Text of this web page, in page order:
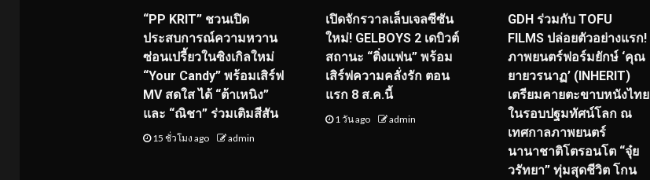
“PP KRIT” ชวนเปิด
ประสบการณ์ความหวาน
ซ่อนเปรี้ยวในซิงเกิลใหม่
“Your Candy” พร้อมเสิร์ฟ
MV สดใส ได้ “ต้าเหนิง”
และ “ณิชา” ร่วมเติมสีสัน
15 ชั่วโมง ago admin
เปิดจักรวาลเล็บเจลซีซัน
ใหม่! GELBOYS 2 เดบิวต์
สถานะ “ติ่งแฟน” พร้อม
เสิร์ฟความคลั่งรัก ตอน
แรก 8 ส.ค.นี้
1 วัน ago admin
GDH ร่วมกับ TOFU
FILMS ปล่อยตัวอย่างแรก!
ภาพยนตร์ฟอร์มยักษ์ ‘คุณ
ยายวรนาฏ’ (INHERIT)
เตรียมคายตะขาบหนังไทย
ในรอบปฐมทัศน์โลก ณ
เทศกาลภาพยนตร์
นานาชาติโตรอนโต “จุ๋ย
วรัทยา” ทุ่มสุดชีวิต โกน